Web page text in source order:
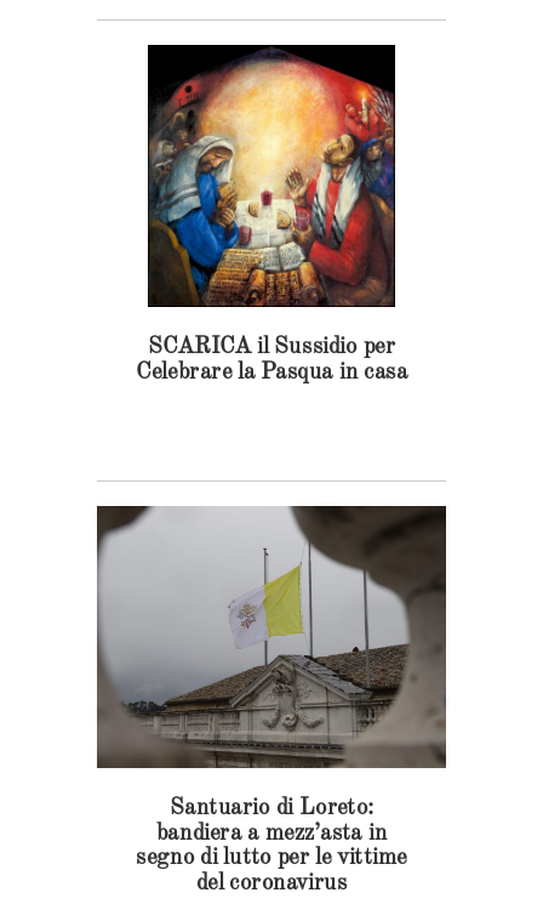
SCARICA il Sussidio per
Celebrare la Pasqua in casa
Santuario di Loreto:
bandiera a mezz’asta in
segno di lutto per le vittime
del coronavirus